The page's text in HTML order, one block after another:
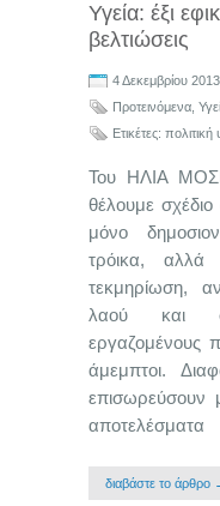
Υγεία: έξι
βελτιώσεις
4 Δεκεμβρίου 2013
Προτεινόμενα
Ετικέτες: πολιτική
Του ΗΛΙΑ
θέλουμε
μόνο
τρόικα, αλλά
τεκμηρίωση,
λαού και
εργαζομένους
άμεμπτοι.
επισωρεύσουν
αποτελέσματα
διαβάστε το άρθρο